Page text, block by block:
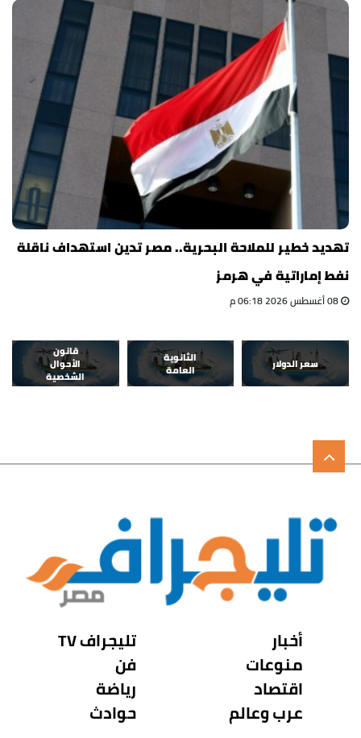
تهديد خطير للملاحة البحرية.. مصر تدين استهداف ناقلة
نفط إماراتية في هرمز
سعر الدولار
الثانوية
العامة
قانون
الأحوال
الشخصية
أخبار
منوعات
اقتصاد
عرب وعالم
تليجراف TV
فن
رياضة
حوادث